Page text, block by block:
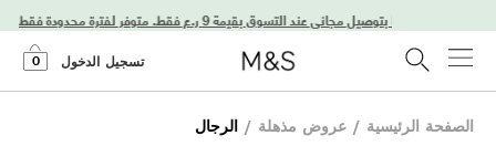
تسجيل الدخول 0
الصفحة الرئيسية / عروض مذهلة / الرجال